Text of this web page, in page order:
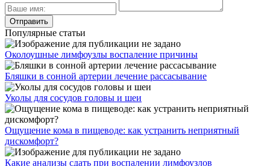
Популярные статьи
Околоушные лимфоузлы воспаление причины
Бляшки в сонной артерии лечение рассасывание
Уколы для сосудов головы и шеи
Ощущение кома в пищеводе: как устранить неприятный
дискомфорт?
Какие анализы сдать при воспалении лимфоузлов